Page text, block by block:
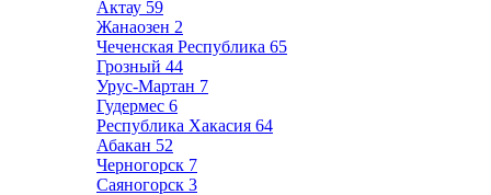
Актау 59
Жанаозен 2
Чеченская Республика 65
Грозный 44
Урус-Мартан 7
Гудермес 6
Республика Хакасия 64
Абакан 52
Черногорск 7
Саяногорск 3